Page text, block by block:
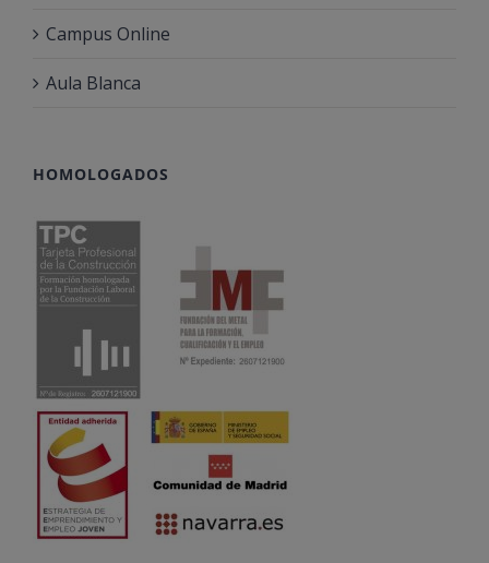
Campus Online
Aula Blanca
HOMOLOGADOS